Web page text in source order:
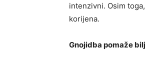
intenzivni. Osim
korijena.
Gnojidba pomaže